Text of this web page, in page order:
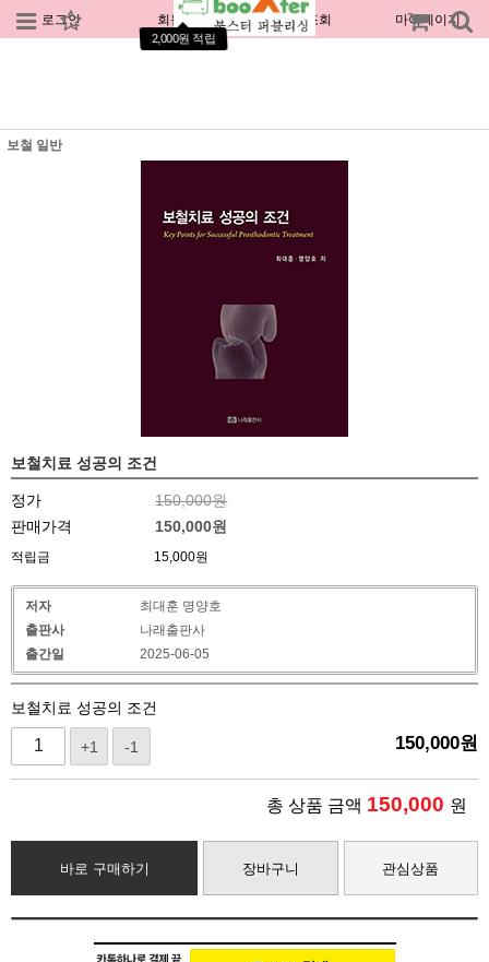
로그인 회원가입
2,000원 적립
주문조회 마이페이지
보철 일반
보철치료 성공의 조건
정가
150,000원
판매가격
150,000원
적립금 15,000원
저자
최대훈 명양호
출판사
나래출판사
출간일
2025-06-05
보철치료 성공의 조건
+1 -1 150,000원
총 상품 금액 150,000 원
바로 구매하기 장바구니 관심상품